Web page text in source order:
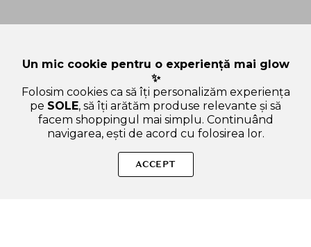
MEDICUBE Collagen Glow Booster - ser de fata formulat cu
colagen hidrolizat si niacinamida, care contribuie la hidratarea
Un mic cookie pentru o experiență mai glow
✨
Folosim cookies ca să îți personalizăm experiența
pe SOLE, să îți arătăm produse relevante și să
facem shoppingul mai simplu. Continuând
navigarea, ești de acord cu folosirea lor.
ACCEPT